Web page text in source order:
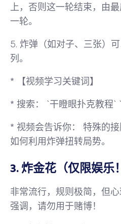
上，否则这一轮结束，由
一轮。
5. 炸弹（如对子、三张）
列。
* 【视频学习关键词】
* 搜索： `干瞪眼扑克教程`
* 视频会告诉你：
特殊的
如何利用炸弹扭转局势。
3. 炸金花（仅限娱乐
非常流行，规则极简，但心
强调，请勿用于赌博！